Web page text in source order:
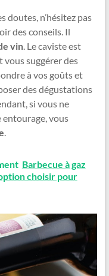
doutes, n’hésitez pas
des conseils. Il
vin. Le caviste est
vous suggérer des
à vos goûts et
des dégustations
si vous ne
entourage, vous
.
Barbecue à gaz
choisir pour